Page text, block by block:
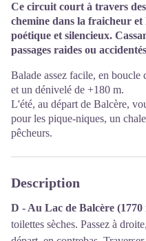
Ce circuit court à travers
chemine dans la fraicheur
poétique et silencieux.
passages raides ou
Balade assez facile, en
et un dénivelé de +180 m.
L'été, au départ de Balcère,
pour les pique-niques, un
pêcheurs.
Description
D - Au Lac de Balcère (1770
toilettes sèches. Passez à